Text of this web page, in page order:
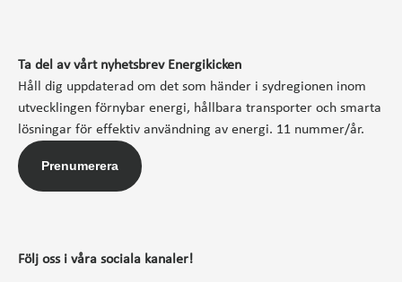
Ta del av vårt nyhetsbrev Energikicken
Håll dig uppdaterad om det som händer i sydregionen inom
utvecklingen förnybar energi, hållbara transporter och smarta
lösningar för effektiv användning av energi. 11 nummer/år.
Prenumerera
Följ oss i våra sociala kanaler!